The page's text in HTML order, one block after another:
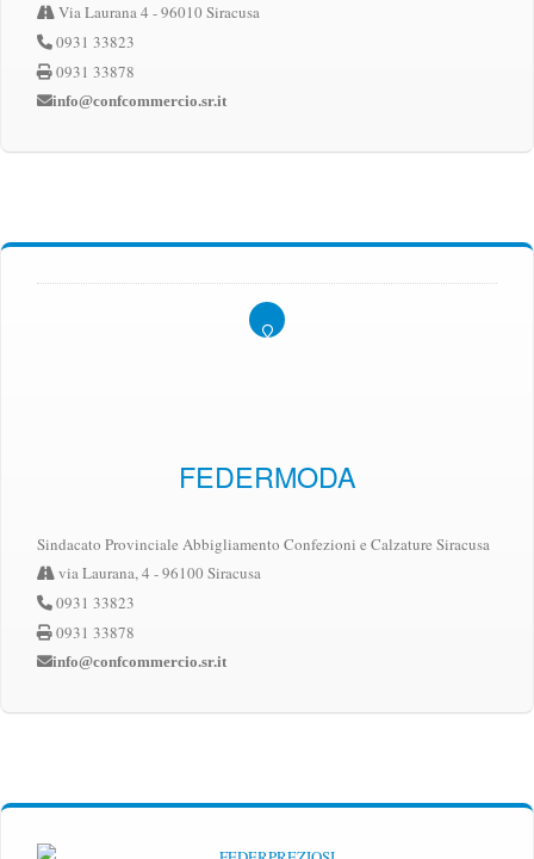
Via Laurana 4 - 96010 Siracusa
0931 33823
0931 33878
info@confcommercio.sr.it
FEDERMODA
Sindacato Provinciale Abbigliamento Confezioni e Calzature Siracusa
via Laurana, 4 - 96100 Siracusa
0931 33823
0931 33878
info@confcommercio.sr.it